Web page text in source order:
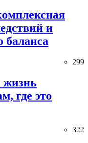
и
баланса
299
жизнь
где это
322